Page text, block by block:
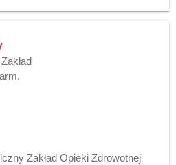
Zakład Opieki Zdrowotnej